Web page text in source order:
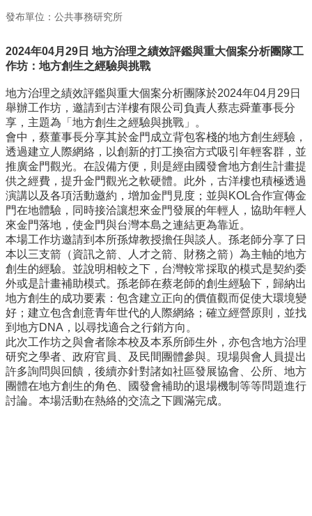
English
事
所
介
公
事
所
成
員
學
生
事
務
論
文
口
試
專
區
招
生
專
發布單位：公共事務研究所
2024年04月 29 日 地方治理之績效評鑑與重大個案分析團隊工
作坊：地方創生之經驗與挑戰
地方治理之績效評鑑與重大個案分析團隊於2024年04月29日
舉辦工作坊，邀請到古洋樓有限公司負責人蔡志舜董事長分
享，主題為「地方創生之經驗與挑戰」。
會中，蔡董事長分享其於金門成立背包客棧的地方創生經驗，
透過建立人際網絡，以創新的打工換宿方式吸引年輕客群，並
推廣金門觀光。在設備方便，則是經由國發會地方創生計畫提
供之經費，提升金門觀光之軟硬體。此外，古洋樓也積極透過
演講以及各項活動邀約，增加金門見度；並與KOL合作宣傳金
門在地體驗，同時接洽讓想來金門發展的年輕人，協助年輕人
來金門落地，使金門與台灣本島之連結更為靠近。
本場工作坊邀請到本所孫煒教授擔任與談人。孫老師分享了日
本以三支箭（資訊之箭、人才之箭、財務之箭）為主軸的地方
創生的經驗。並說明相較之下，台灣較常採取的模式是契約委
外或是計畫補助模式。孫老師在蔡老師的創生經驗下，歸納出
地方創生的成功要素：包含建立正向的價值觀而促使大環境變
好；建立包含創意青年世代的人際網絡；確立經營原則，並找
到地方DNA，以尋找適合之行銷方向。
此次工作坊之與會者除本校及本系所師生外，亦包含地方治理
研究之學者、政府官員、及民間團體參與。現場與會人員提出
許多詢問與回饋，後續亦針對諸如社區發展協會、公所、地方
團體在地方創生的角色、國發會補助的退場機制等等問題進行
討論。本場活動在熱絡的交流之下圓滿完成。